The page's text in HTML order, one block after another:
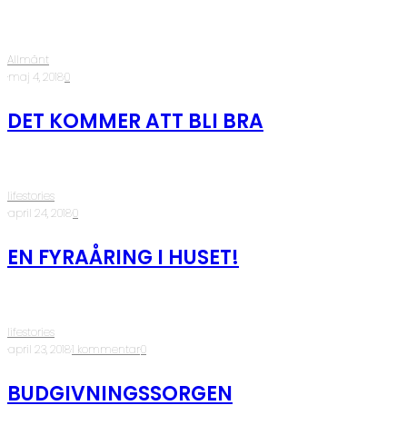
Allmänt
·maj 4, 2018·0
DET KOMMER ATT BLI BRA
lifestories
·april 24, 2018·0
EN FYRAÅRING I HUSET!
lifestories
·april 23, 2018·1 kommentar·0
BUDGIVNINGSSORGEN